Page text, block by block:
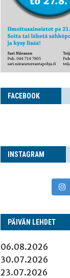
FACE­BOOK
INS­TA­GRAM
PÄI­VÄN LEHDET
06.08.2026
30.07.2026
23.07.2026